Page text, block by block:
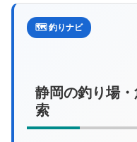
🗺️ 釣りナビ
静岡の釣り場
索